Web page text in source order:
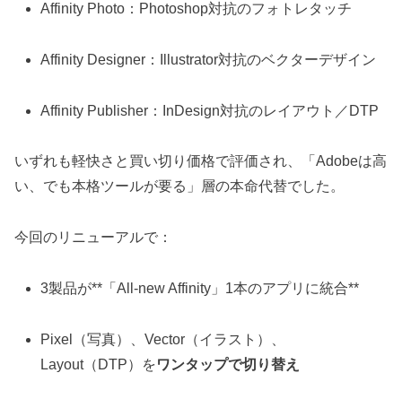
Affinity Photo：Photoshop対抗のフォトレタッチ
Affinity Designer：Illustrator対抗のベクターデザイン
Affinity Publisher：InDesign対抗のレイアウト／DTP
いずれも軽快さと買い切り価格で評価され、「Adobeは高
い、でも本格ツールが要る」層の本命代替でした。
今回のリニューアルで：
3製品が**「All-new Affinity」1本のアプリに統合**
Pixel（写真）、Vector（イラスト）、
Layout（DTP）をワンタップで切り替え